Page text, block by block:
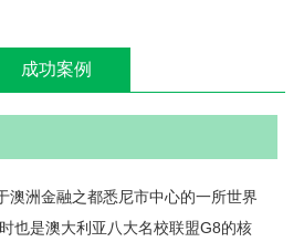
成功案例
洲金融之都悉尼市中心的一所世界
也是澳大利亚八大名校联盟G8的核